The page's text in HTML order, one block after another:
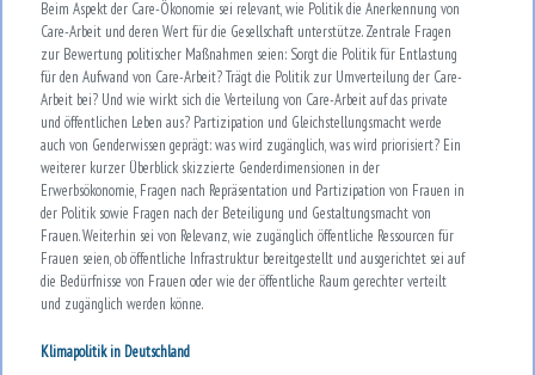
Beim Aspekt der Care-Ökonomie sei relevant, wie Politik die Anerkennung von
Care-Arbeit und deren Wert für die Gesellschaft unterstütze. Zentrale Fragen
zur Bewertung politischer Maßnahmen seien: Sorgt die Politik für Entlastung
für den Aufwand von Care-Arbeit? Trägt die Politik zur Umverteilung der Care-
Arbeit bei? Und wie wirkt sich die Verteilung von Care-Arbeit auf das private
und öffentlichen Leben aus? Partizipation und Gleichstellungsmacht werde
auch von Genderwissen geprägt: was wird zugänglich, was wird priorisiert? Ein
weiterer kurzer Überblick skizzierte Genderdimensionen in der
Erwerbsökonomie, Fragen nach Repräsentation und Partizipation von Frauen in
der Politik sowie Fragen nach der Beteiligung und Gestaltungsmacht von
Frauen. Weiterhin sei von Relevanz, wie zugänglich öffentliche Ressourcen für
Frauen seien, ob öffentliche Infrastruktur bereitgestellt und ausgerichtet sei auf
die Bedürfnisse von Frauen oder wie der öffentliche Raum gerechter verteilt
und zugänglich werden könne.
Klimapolitik in Deutschland